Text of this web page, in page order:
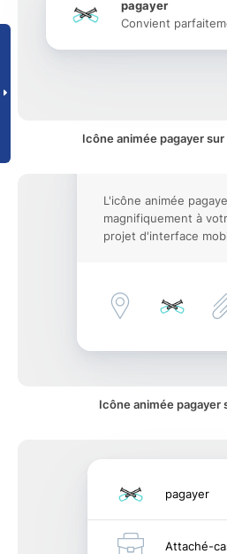
pagayer
Convient
Icône animée pagayer
L'icône animée
magnifiquement à
projet d'interface
Icône animée pagayer
pagayer
Attaché-